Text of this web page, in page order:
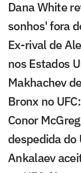
Dana White
sonhos' fora
Ex-rival de
nos Estados
Makhachev
Bronx no
Conor
despedida do
Ankalaev